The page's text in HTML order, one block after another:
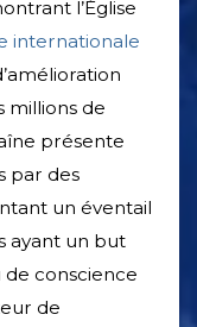
l’Église
internationale
millions de
présente
par des
un éventail
ayant un but
de conscience
de